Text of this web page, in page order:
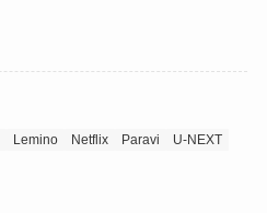
Lemino Netflix Paravi
U-NEXT